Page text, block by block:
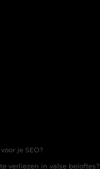
je SEO?
verliezen in valse beloftes?